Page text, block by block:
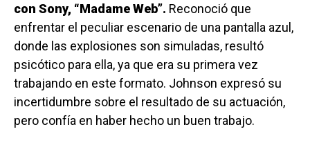
con Sony, “Madame Web”. Reconoció que
enfrentar el peculiar escenario de una pantalla azul,
donde las explosiones son simuladas, resultó
psicótico para ella, ya que era su primera vez
trabajando en este formato. Johnson expresó su
incertidumbre sobre el resultado de su actuación,
pero confía en haber hecho un buen trabajo.